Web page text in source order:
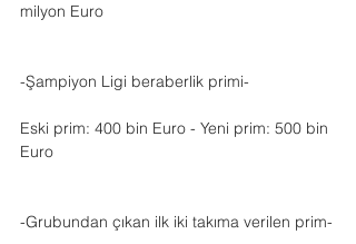
milyon Euro
-Şampiyon Ligi beraberlik primi-
Eski prim: 400 bin Euro - Yeni prim: 500 bin
Euro
-Grubundan çıkan ilk iki takıma verilen prim-